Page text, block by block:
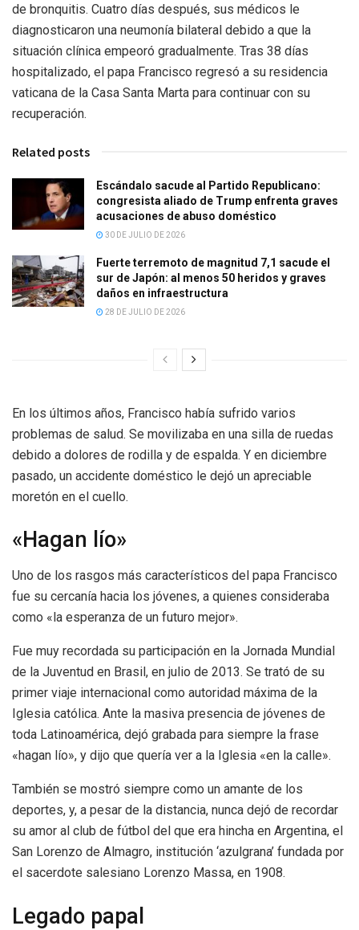
de bronquitis. Cuatro días después, sus médicos le
diagnosticaron una neumonía bilateral debido a que la
situación clínica empeoró gradualmente. Tras 38 días
hospitalizado, el papa Francisco regresó a su residencia
vaticana de la Casa Santa Marta para continuar con su
recuperación.
Related posts
Escándalo sacude al Partido Republicano:
congresista aliado de Trump enfrenta graves
acusaciones de abuso doméstico
30 DE JULIO DE 2026
Fuerte terremoto de magnitud 7,1 sacude el
sur de Japón: al menos 50 heridos y graves
daños en infraestructura
28 DE JULIO DE 2026
En los últimos años, Francisco había sufrido varios
problemas de salud. Se movilizaba en una silla de ruedas
debido a dolores de rodilla y de espalda. Y en diciembre
pasado, un accidente doméstico le dejó un apreciable
moretón en el cuello.
«Hagan lío»
Uno de los rasgos más característicos del papa Francisco
fue su cercanía hacia los jóvenes, a quienes consideraba
como «la esperanza de un futuro mejor».
Fue muy recordada su participación en la Jornada Mundial
de la Juventud en Brasil, en julio de 2013. Se trató de su
primer viaje internacional como autoridad máxima de la
Iglesia católica. Ante la masiva presencia de jóvenes de
toda Latinoamérica, dejó grabada para siempre la frase
«hagan lío», y dijo que quería ver a la Iglesia «en la calle».
También se mostró siempre como un amante de los
deportes, y, a pesar de la distancia, nunca dejó de recordar
su amor al club de fútbol del que era hincha en Argentina, el
San Lorenzo de Almagro, institución ‘azulgrana’ fundada por
el sacerdote salesiano Lorenzo Massa, en 1908.
Legado papal